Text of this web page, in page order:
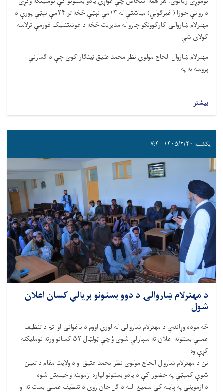
د روانې جوزا ( غبرګولي) میاشتې له ۱۳مې نېټې څخه تر ۲۴مې نېټې پورې د
مهترلام ښاروالۍ کارکوونکو چارو له مدیریت څخه د غوښتنلیک فورمې ترلاسه
کولای شي
مهترلام ښاروال الحاج مولوي نظر محمد عتیق ټینګار کوي چې د ګمارنې
پروسه به په
بیشتر
یکشنبه ۱۴۰۵/۲/۲۰ - ۷:۴
د مهترلام ښاروالۍ د دوو بستونو بریالي کسان اعلان
شول
څه موده وړاندې د مهترلام ښاروالۍ له لوري اووم د باغوانۍ او اتم د تنظیف
عملې بستونه اعلان ته سپارلي شوي ؤ چې ټولټال ۵۲ کسانو ورته نوملیکنه
کړې وه
نن د مهترلام ښاروال الحاج مولوي نظر محمد عتیق او د ولایت مقام د تعین
شوې کمېټې په حضور کې د یادو بستونو لپاره ازموینه واخیستل شوه
د ازموینې په پایله کې سمیع الله د ګل جان زوی د تنظیف عملې بست ته او